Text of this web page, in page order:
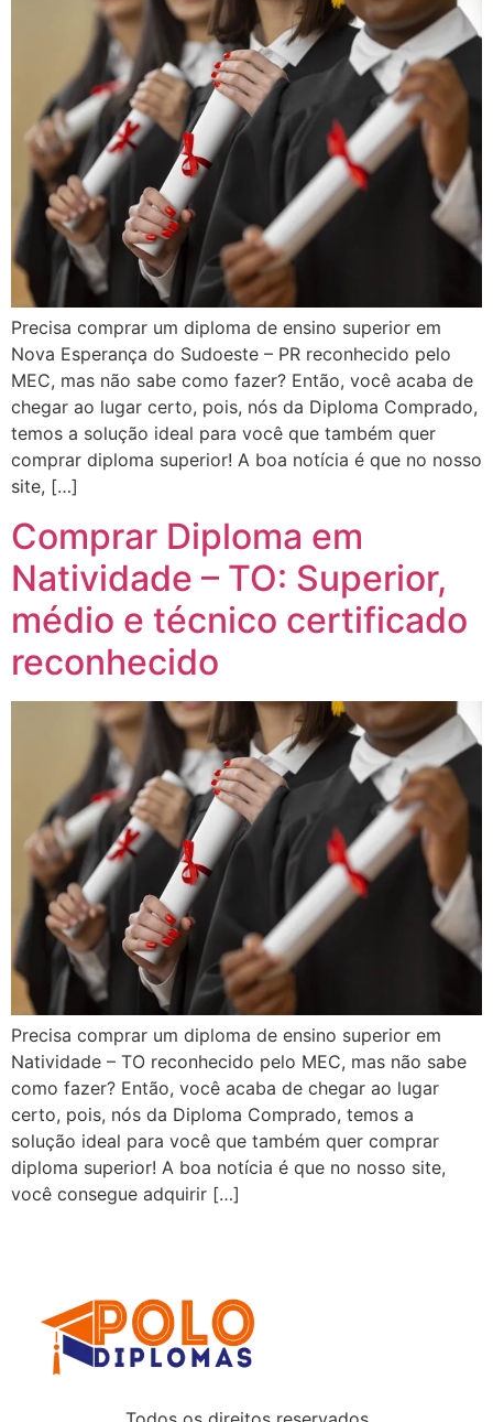
Precisa comprar um diploma de ensino superior em
Nova Esperança do Sudoeste – PR reconhecido pelo
MEC, mas não sabe como fazer? Então, você acaba de
chegar ao lugar certo, pois, nós da Diploma Comprado,
temos a solução ideal para você que também quer
comprar diploma superior! A boa notícia é que no nosso
site, […]
Comprar Diploma em
Natividade – TO: Superior,
médio e técnico certificado
reconhecido
Precisa comprar um diploma de ensino superior em
Natividade – TO reconhecido pelo MEC, mas não sabe
como fazer? Então, você acaba de chegar ao lugar
certo, pois, nós da Diploma Comprado, temos a
solução ideal para você que também quer comprar
diploma superior! A boa notícia é que no nosso site,
você consegue adquirir […]